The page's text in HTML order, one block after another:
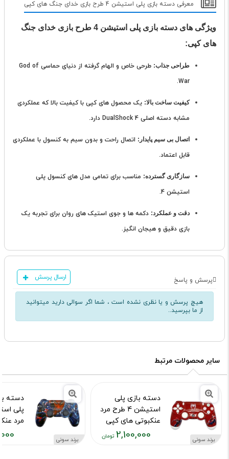
معرفی دسته بازی پلی استیشن 4 طرح بازی خدای جنگ های کپی
ویژگی های دسته بازی پلی استیشن 4 طرح بازی خدای جنگ
های کپی:
طراحی جذاب:
طرحی خاص و الهام گرفته از دنیای حماسی God of
War.
کیفیت ساخت بالا: یک محصول های کپی با کیفیت بالا که عملکردی
مشابه دسته اصلی DualShock 4 دارد.
اتصال بی سیم پایدار: اتصال راحت و بدون سیم به کنسول با عملکردی
قابل اعتماد.
سازگاری گسترده: مناسب برای تمامی مدل های کنسول پلی
استیشن 4.
دقت و عملکرد: دکمه ها و جوی استیک های روان برای تجربه یک
بازی دقیق و هیجان انگیز.
پرسش و پاسخ ارسال پرسش
هیچ پرسش و یا نظری نشده است ، شما اگر سوالی دارید میتوانید
از ما بپرسید..
سایر محصولات مرتبط
برند سونی
دسته بازی پلی
استیشن 4 طرح مرد
عنکبوتی های کپی
کد محصول :10015973
2,100,000 برند سونی
دسته
مرد
کد محصول